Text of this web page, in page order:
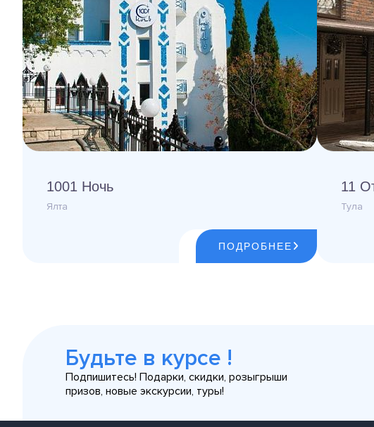
1001 Ночь
Ялта
ПОДРОБНЕЕ
11
Тула
Будьте в курсе !
Подпишитесь! Подарки, скидки, розыгрыши
призов, новые экскурсии, туры!